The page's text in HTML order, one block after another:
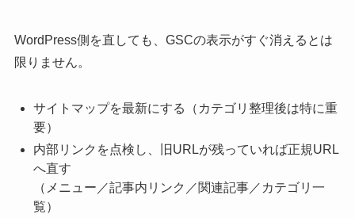
WordPress側を直しても、GSCの表示がすぐ消えるとは
限りません。
サイトマップを最新にする（カテゴリ整理後は特に重
要）
内部リンクを点検し、旧URLが残っていれば正規URL
へ直す
（メニュー／記事内リンク／関連記事／カテゴリ一
覧）